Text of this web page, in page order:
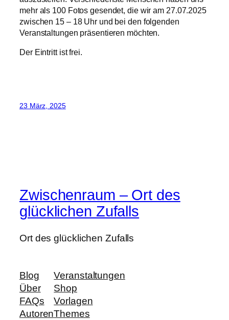
mehr als 100 Fotos gesendet, die wir am 27.07.2025
zwischen 15 – 18 Uhr und bei den folgenden
Veranstaltungen präsentieren möchten.
Der Eintritt ist frei.
23 März, 2025
Zwischenraum – Ort des
glücklichen Zufalls
Ort des glücklichen Zufalls
Blog
Über
FAQs
Autoren
Veranstaltungen
Shop
Vorlagen
Themes